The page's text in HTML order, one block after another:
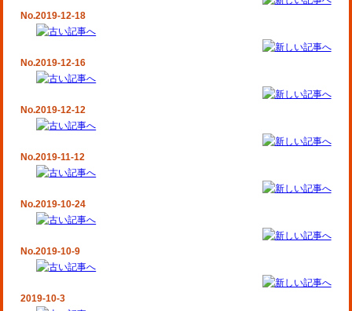
No.2019-12-18
No.2019-12-16
No.2019-12-12
No.2019-11-12
No.2019-10-24
No.2019-10-9
2019-10-3